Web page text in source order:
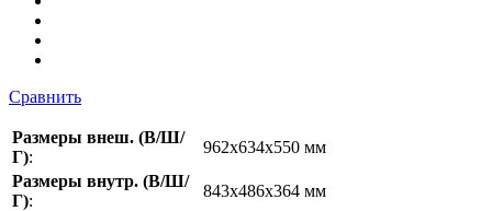
Сравнить
Размеры внеш. (В/Ш/
Г):
962x634x550 мм
Размеры внутр. (В/Ш/
Г):
843x486x364 мм